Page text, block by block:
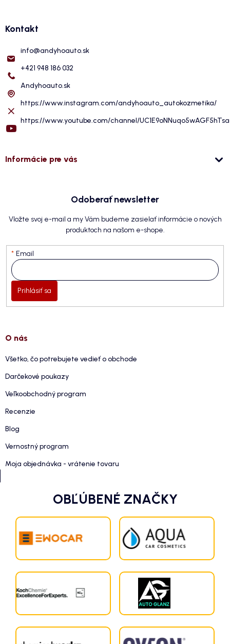
Kontakt
info@andyhoauto.sk
+421 948 186 032
Andyhoauto.sk
https://www.instagram.com/andyhoauto_autokozmetika/
https://www.youtube.com/channel/
Informácie pre vás
Odoberať newsletter
Vložte svoj e-mail a my Vám budeme zasielať informácie o nových
produktoch na našom e-shope.
Email
Prihlásiť sa
O nás
Všetko, čo potrebujete vedieť o obchode
Darčekové poukazy
Veľkoobchodný program
Recenzie
Blog
Vernostný program
Moja objednávka - vrátenie tovaru
OBĽÚBENÉ ZNAČKY